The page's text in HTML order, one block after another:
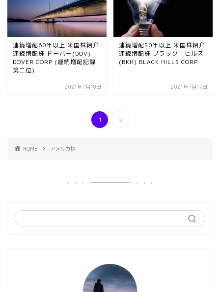
連続増配60年以上 米国株紹介
連続増配株 ドーバー(DOV)
DOVER CORP (連続増配記録
第二位)
2021年7月18日
連続増配50年以上 米国株紹介
連続増配株 ブラック・ヒルズ
(BKH) BLACK HILLS CORP
2021年7月17日
1 2
HOME アメリカ株